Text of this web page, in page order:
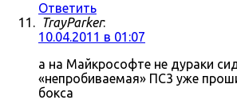
Ответить
TrayParker:
10.04.2011 в 01:07
а на Майкрософте не дураки
«непробиваемая» ПС3 уже
бокса